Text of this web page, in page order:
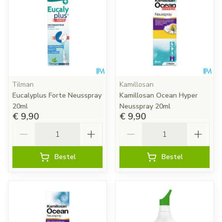
Tilman
Eucalyplus Forte Neusspray
20ml
€ 9,90
Bestel
Kamillosan
Kamillosan Ocean Hyper
Neusspray 20ml
€ 9,90
Bestel